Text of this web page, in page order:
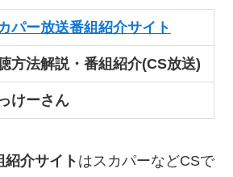
パー放送番組紹介サイト
方法解説・番組紹介(CS放送)
けーさん
紹介サイト はスカパーなどCSで